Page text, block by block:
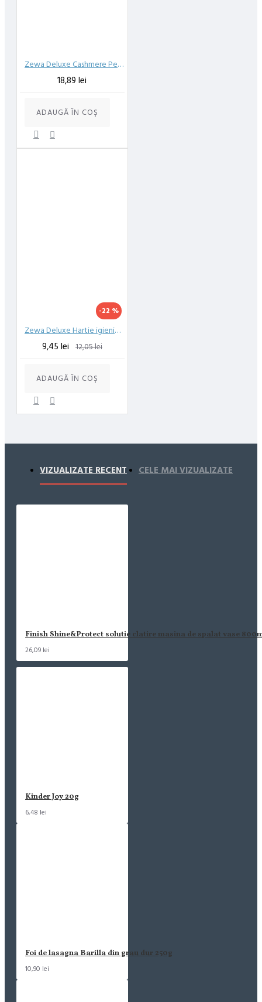
Zewa Deluxe Cashmere Peach, 3 straturi, 8 role
18,89 lei
ADAUGĂ ÎN COŞ
-22 %
Zewa Deluxe Hartie igienica Delicate Care 3 straturi 4 role/set
9,45 lei 12,05 lei
ADAUGĂ ÎN COŞ
VIZUALIZATE RECENT CELE MAI VIZUALIZATE
Finish Shine&Protect solutie clatire masina de spalat vase
26,09 lei
Kinder Joy 20g
6,48 lei
Foi de lasagna Barilla din grau dur 250g
10,90 lei